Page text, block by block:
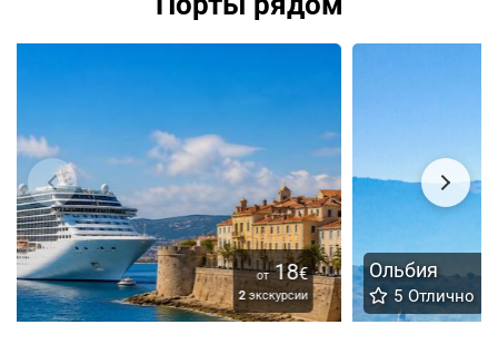
Ольбия
5 Отлично
от48
6экскурсий